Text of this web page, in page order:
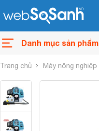
Danh mục sản phẩm
Trang chủ Máy nông nghiệp